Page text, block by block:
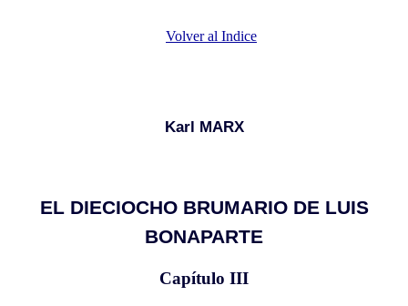
Volver al Indice
Karl MARX
EL DIECIOCHO BRUMARIO DE LUIS
BONAPARTE
Capítulo III